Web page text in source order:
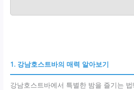
1. 강남호스트바의 매력 알아보기
강남호스트바에서 특별한 밤을 즐기는 법!